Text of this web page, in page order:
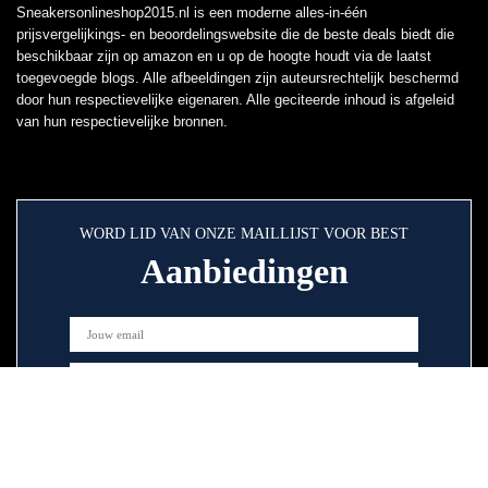
Sneakersonlineshop2015.nl is een moderne alles-in-één
prijsvergelijkings- en beoordelingswebsite die de beste deals biedt die
beschikbaar zijn op amazon en u op de hoogte houdt via de laatst
toegevoegde blogs. Alle afbeeldingen zijn auteursrechtelijk beschermd
door hun respectievelijke eigenaren. Alle geciteerde inhoud is afgeleid
van hun respectievelijke bronnen.
WORD LID VAN ONZE MAILLIJST VOOR BEST
Aanbiedingen